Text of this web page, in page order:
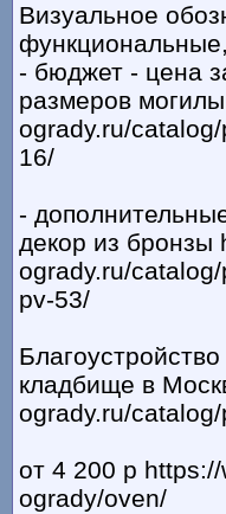
Визуальное
- бюджет - цена
размеров
ogrady.ru/
16/
-
декор из бронзы
ogrady.ru/
pv-53/
кладбище в
ogrady.ru/
от 4 200 р
ogrady/oven/